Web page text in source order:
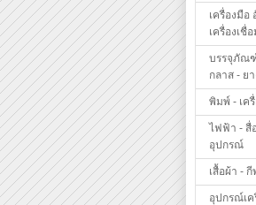
เครื่องมือ
เครื่องเชื่อ
บรรจุภัณฑ์
กลาส - ยา
พิมพ์ - เค
ไฟฟ้า - สื่
อุปกรณ์
เสื้อผ้า -
อุปกรณ์เค